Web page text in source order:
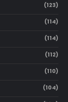
(123)
(114)
(114)
(112)
(110)
(104)